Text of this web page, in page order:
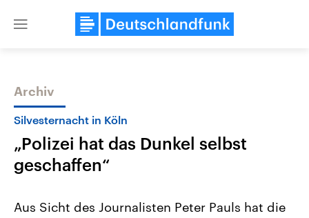
Close
Themen
Archiv
Silvesternacht in Köln
„Polizei hat das Dunkel selbst
geschaffen“
Aus Sicht des Journalisten Peter Pauls hat die